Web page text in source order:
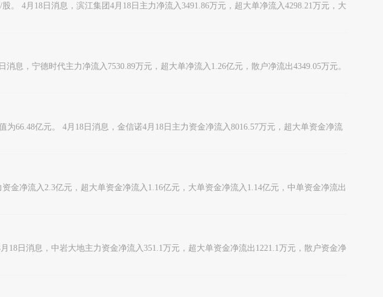
。 4月18日消息，滨江集团4月18日主力净流入3491.86万元，超大单净流入4298.21万元，大
息，宁德时代主力净流入7530.89万元，超大单净流入1.26亿元，散户净流出4349.05万元。
66.48亿元。 4月18日消息，金信诺4月18日主力资金净流入8016.57万元，超大单资金净流
金净流入2.3亿元，超大单资金净流入1.16亿元，大单资金净流入1.14亿元，中单资金净流出
18日消息，中岩大地主力资金净流入351.1万元，超大单资金净流出1221.1万元，散户资金净